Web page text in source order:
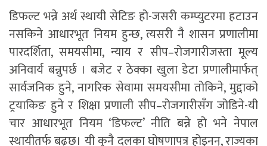
डिफल्ट भन्ने अर्थ स्थायी सेटिङ हो-जसरी कम्प्युटरमा हटाउन
नसकिने आधारभूत नियम हुन्छ, त्यसरी नै शासन प्रणालीमा
पारदर्शिता, समयसीमा, न्याय र सीप–रोजगारीजस्ता मूल्य
अनिवार्य बन्नुपर्छ । बजेट र ठेक्का खुला डेटा प्रणालीमार्फत्
सार्वजनिक हुने, नागरिक सेवामा समयसीमा तोकिने, मुद्दाको
ट्रयाकिङ हुने र शिक्षा प्रणाली सीप–रोजगारीसँग जोडिने-यी
चार आधारभूत नियम ‘डिफल्ट’ नीति बन्ने हो भने नेपाल
स्थायीतर्फ बढ्छ। यी कुनै दलका घोषणापत्र होइनन्, राज्यका